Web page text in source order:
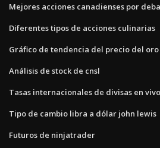
Mejores acciones canadienses por
Diferentes tipos de acciones culinarias
Gráfico de tendencia del precio del
Análisis de stock de cnsl
Tasas internacionales de divisas en vivo
Tipo de cambio libra a dólar john lewis
Futuros de ninjatrader